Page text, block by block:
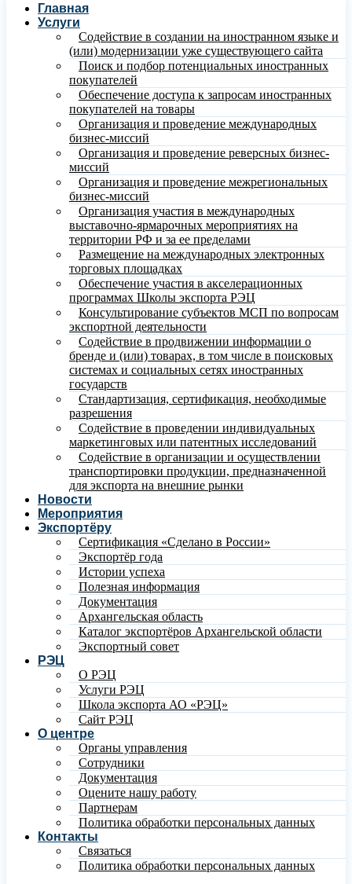
Главная
Услуги
Содействие в создании на иностранном языке и
(или) модернизации уже существующего сайта
Поиск и подбор потенциальных иностранных
покупателей
Обеспечение доступа к запросам иностранных
покупателей на товары
Организация и проведение международных
бизнес-миссий
Организация и проведение реверсных бизнес-
миссий
Организация и проведение межрегиональных
бизнес-миссий
Организация участия в международных
выставочно-ярмарочных мероприятиях на
территории РФ и за ее пределами
Размещение на международных электронных
торговых площадках
Обеспечение участия в акселерационных
программах Школы экспорта РЭЦ
Консультирование субъектов МСП по вопросам
экспортной деятельности
Содействие в продвижении информации о
бренде и (или) товарах, в том числе в поисковых
системах и социальных сетях иностранных
государств
Стандартизация, сертификация, необходимые
разрешения
Содействие в проведении индивидуальных
маркетинговых или патентных исследований
Содействие в организации и осуществлении
транспортировки продукции, предназначенной
для экспорта на внешние рынки
Новости
Мероприятия
Экспортёру
Сертификация «Сделано в России»
Экспортёр года
Истории успеха
Полезная информация
Документация
Архангельская область
Каталог экспортёров Архангельской области
Экспортный совет
РЭЦ
О РЭЦ
Услуги РЭЦ
Школа экспорта АО «РЭЦ»
Сайт РЭЦ
О центре
Органы управления
Сотрудники
Документация
Оцените нашу работу
Партнерам
Политика обработки персональных данных
Контакты
Связаться
Политика обработки персональных данных